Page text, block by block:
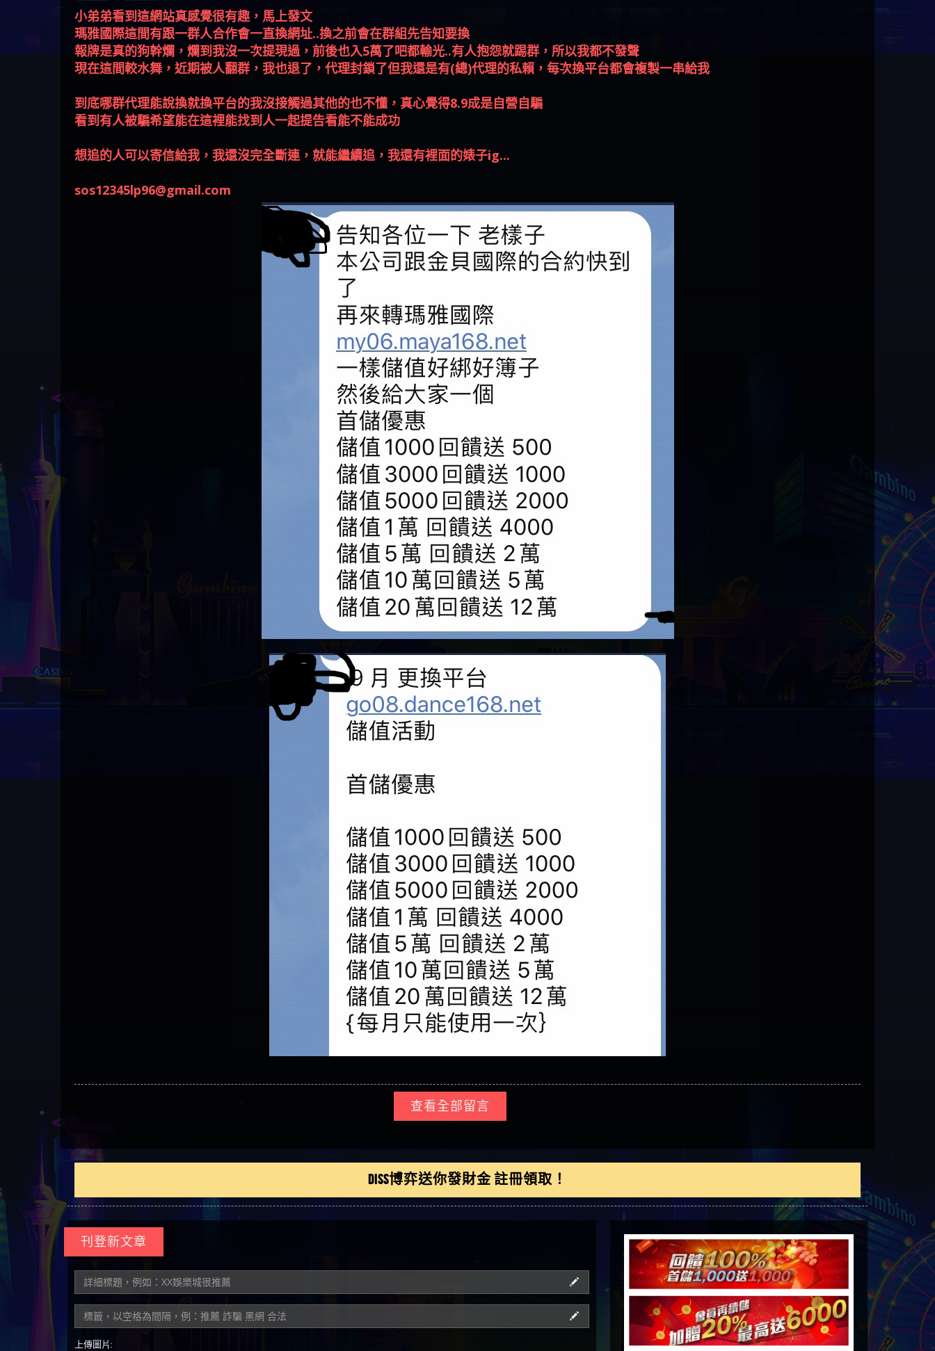
在匯款
一招教你拿回
大戶e點靈是詐騙嗎 大戶e點
靈無法出金 （大戶e點靈）教
你如何規避詐騙陷阱
騙嗎 弘記投資是不是詐騙 弘
記投資是真的嗎 被弘記投資
詐騙的錢怎麼辦 本文教你如
何拿回被騙資金
手法欺詐群眾 KnTop是真的嗎
KnTop是不是詐騙 KnTop是詐騙
嗎 【KnTop】KnTop無法出金 被
KnTop詐騙的錢一招拿回
詐騙持續收割國人中【免費
討回資金賴zg369】機台運算
專案是詐騙嗎 機台運算專案
是不是詐騙 機台運算專案是
真的嗎 被機台運算專案詐騙
的錢怎麼辦 本文教你如何拿
回被騙資金
【其他問題】 Hoyabit詐騙持
續收割國人中【免費討回資
金賴zg369】Hoyabit是詐騙嗎
Hoyabit是不是詐騙 Hoyabit是真
的嗎 被HoyabitHoyabit詐騙的錢
怎麼辦 本文教你如何拿回被
騙資金
【其他問題】KS.M多元化行銷
詐騙持續收割國人中【免費
討回資金賴zg369】KS.M多元化
行銷是詐騙嗎 KS.M多元化行
銷是不是詐騙 KS.M多元化行
銷是真的嗎 被KS.M多元化行
銷詐騙的錢怎麼辦 本文教你
如何拿回被騙資金
【其他問題】免費追回賴
「zg369」深度解析野原家
Family & Love如何詐騙 野原家
Family & Love是不是詐騙 野原家
Family & Love是真的嗎 野原家
Family & Love是詐騙嗎 165多次
通報野原家 Family & Love是詐騙
平台 請遠離
【其他問題】元盈橋詐騙持
續收割國人中【免費討回資
金賴zg369】元盈橋是詐騙嗎
元盈橋是不是詐騙 元盈橋是
真的嗎 被元盈橋詐騙的錢怎
麼辦 本文教你如何拿回被騙
資金
【其他問題】被騙追回賴
【zg369】M.L.Edge利用新型詐
騙手法欺詐群眾 M.L.Edge是真
的嗎 M.L.Edge是不是詐騙
M.L.Edge是詐騙嗎 【M.L.Edge】
M.L.Edge無法出金 被M.L.Edge詐
騙的錢一招拿回
【其他問題】 Robinhood詐騙
持續收割國人中【免費討回
資金賴zg369】Robinhood是詐騙
嗎 Robinhood是不是詐騙
Robinhood是真的嗎 被Robinhood
詐騙的錢怎麼辦 本文教你如
何拿回被騙資金
【其他問題】FLTO詐騙持續收
割國人中【免費討回資金賴
zg369】FLTO是詐騙嗎 FLTO是不
是詐騙 FLTO是真的嗎 被FLTO詐
騙的錢怎麼辦 本文教你如何
拿回被騙資金
【其他問題】 遇詐騙求救賴
【zg369】八旬老翁被ALYWS詐
騙家破人亡 ALYWS是真的嗎
ALYWS是不是詐騙 ALYWS是詐騙
嗎 （ALYWS）無法出金 請小心
【其他問題】 一招教你揭秘
新型詐騙手法 （受害者免費
援助賴zg369）當當詐騙 當當
是不是詐騙 當當是真的嗎 當
【黃伊珊】不推薦爛公司
【陳順堪】星匯娛樂城出金
幾次後贏錢就不給出金
【陳順堪】黑網出金幾次後
贏了就不出金出
【玩運彩】
平台
【蘇俊曄】所以會出金嗎現
在也是一樣的狀況
【侯依揚】廢物喔
小弟弟看到這網站真感覺很有趣，馬上發文
瑪雅國際這間有跟一群人合作會一直換網址..換之前會在群組先告知要換
報牌是真的狗幹爛，爛到我沒一次提現過，前後也入5萬了吧都輸光..有人抱怨就踢群，所以我都不發聲
現在這間較水舞，近期被人翻群，我也退了，代理封鎖了但我還是有(總)代理的私賴，每次換平台都會複製一串給我
到底哪群代理能說換就換平台的我沒接觸過其他的也不懂，真心覺得8.9成是自營自騙
看到有人被騙希望能在這裡能找到人一起提告看能不能成功
想追的人可以寄信給我，我還沒完全斷連，就能繼續追，我還有裡面的婊子ig...
sos12345lp96@gmail.com
查看全部留言
DISS博弈送你發財金 註冊領取！
刊登新文章
上傳圖片: